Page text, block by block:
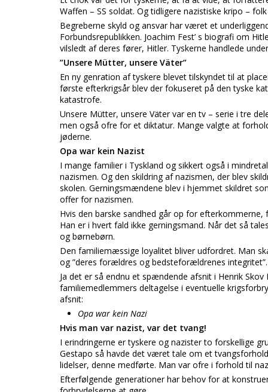
Waffen – SS soldat. Og tidligere nazistiske kripo –
Begreberne skyld og ansvar har været et
Forbundsrepublikken. Joachim Fest’ s biografi om
vilsledt af deres fører, Hitler. Tyskerne handlede
”Unsere Mütter, unsere Väter”
En ny genration af tyskere blevet tilskyndet til at
første efterkrigsår blev der fokuseret på den tyske
katastrofe.
Unsere Mütter, unsere Väter var en tv – serie i tre
men også ofre for et diktatur. Mange valgte at
jøderne.
Opa war kein Nazist
I mange familier i Tyskland og sikkert også i
nazismen. Og den skildring af nazismen, der blev
skolen. Gerningsmændene blev i hjemmet skildret
offer for nazismen.
Hvis den barske sandhed går op for
Han er i hvert fald ikke gerningsmand. Når det så
og børnebørn.
Den familiemæssige loyalitet bliver udfordret. Man
og ”deres forældres og bedsteforældrenes integritet”.
Ja det er så endnu et spændende afsnit i Henrik
familiemedlemmers deltagelse i eventuelle
afsnit:
Opa war kein Nazi
Hvis man var nazist, var det tvang!
I erindringerne er tyskere og nazister to forskellige
Gestapo så havde det været tale om et
lidelser, denne medførte. Man var ofre i forhold til
Efterfølgende generationer har behov for at